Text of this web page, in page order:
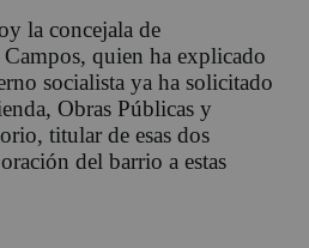
la concejala de
quien ha explicado
socialista ya ha solicitado
Obras Públicas y
titular de esas dos
del barrio a estas